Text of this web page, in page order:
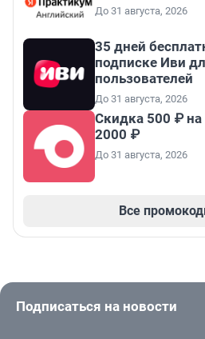
До 31 августа, 2026
35 дней
подписке Иви
пользователей
До 31 августа, 2026
Скидка 500 ₽
2000 ₽
До 31 августа, 2026
Все
Подписаться на новости